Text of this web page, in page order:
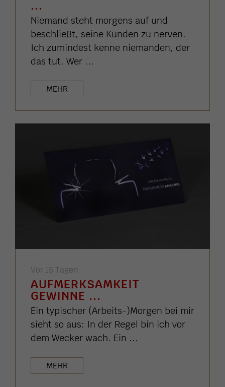
...
Niemand steht morgens auf und
beschließt, seine Kunden zu nerven.
Ich zumindest kenne niemanden, der
das tut. Wer ...
MEHR
Vor 15 Tagen
AUFMERKSAMKEIT
GEWINNE ...
Ein typischer (Arbeits-)Morgen bei mir
sieht so aus: In der Regel bin ich vor
dem Wecker wach. Ein ...
MEHR